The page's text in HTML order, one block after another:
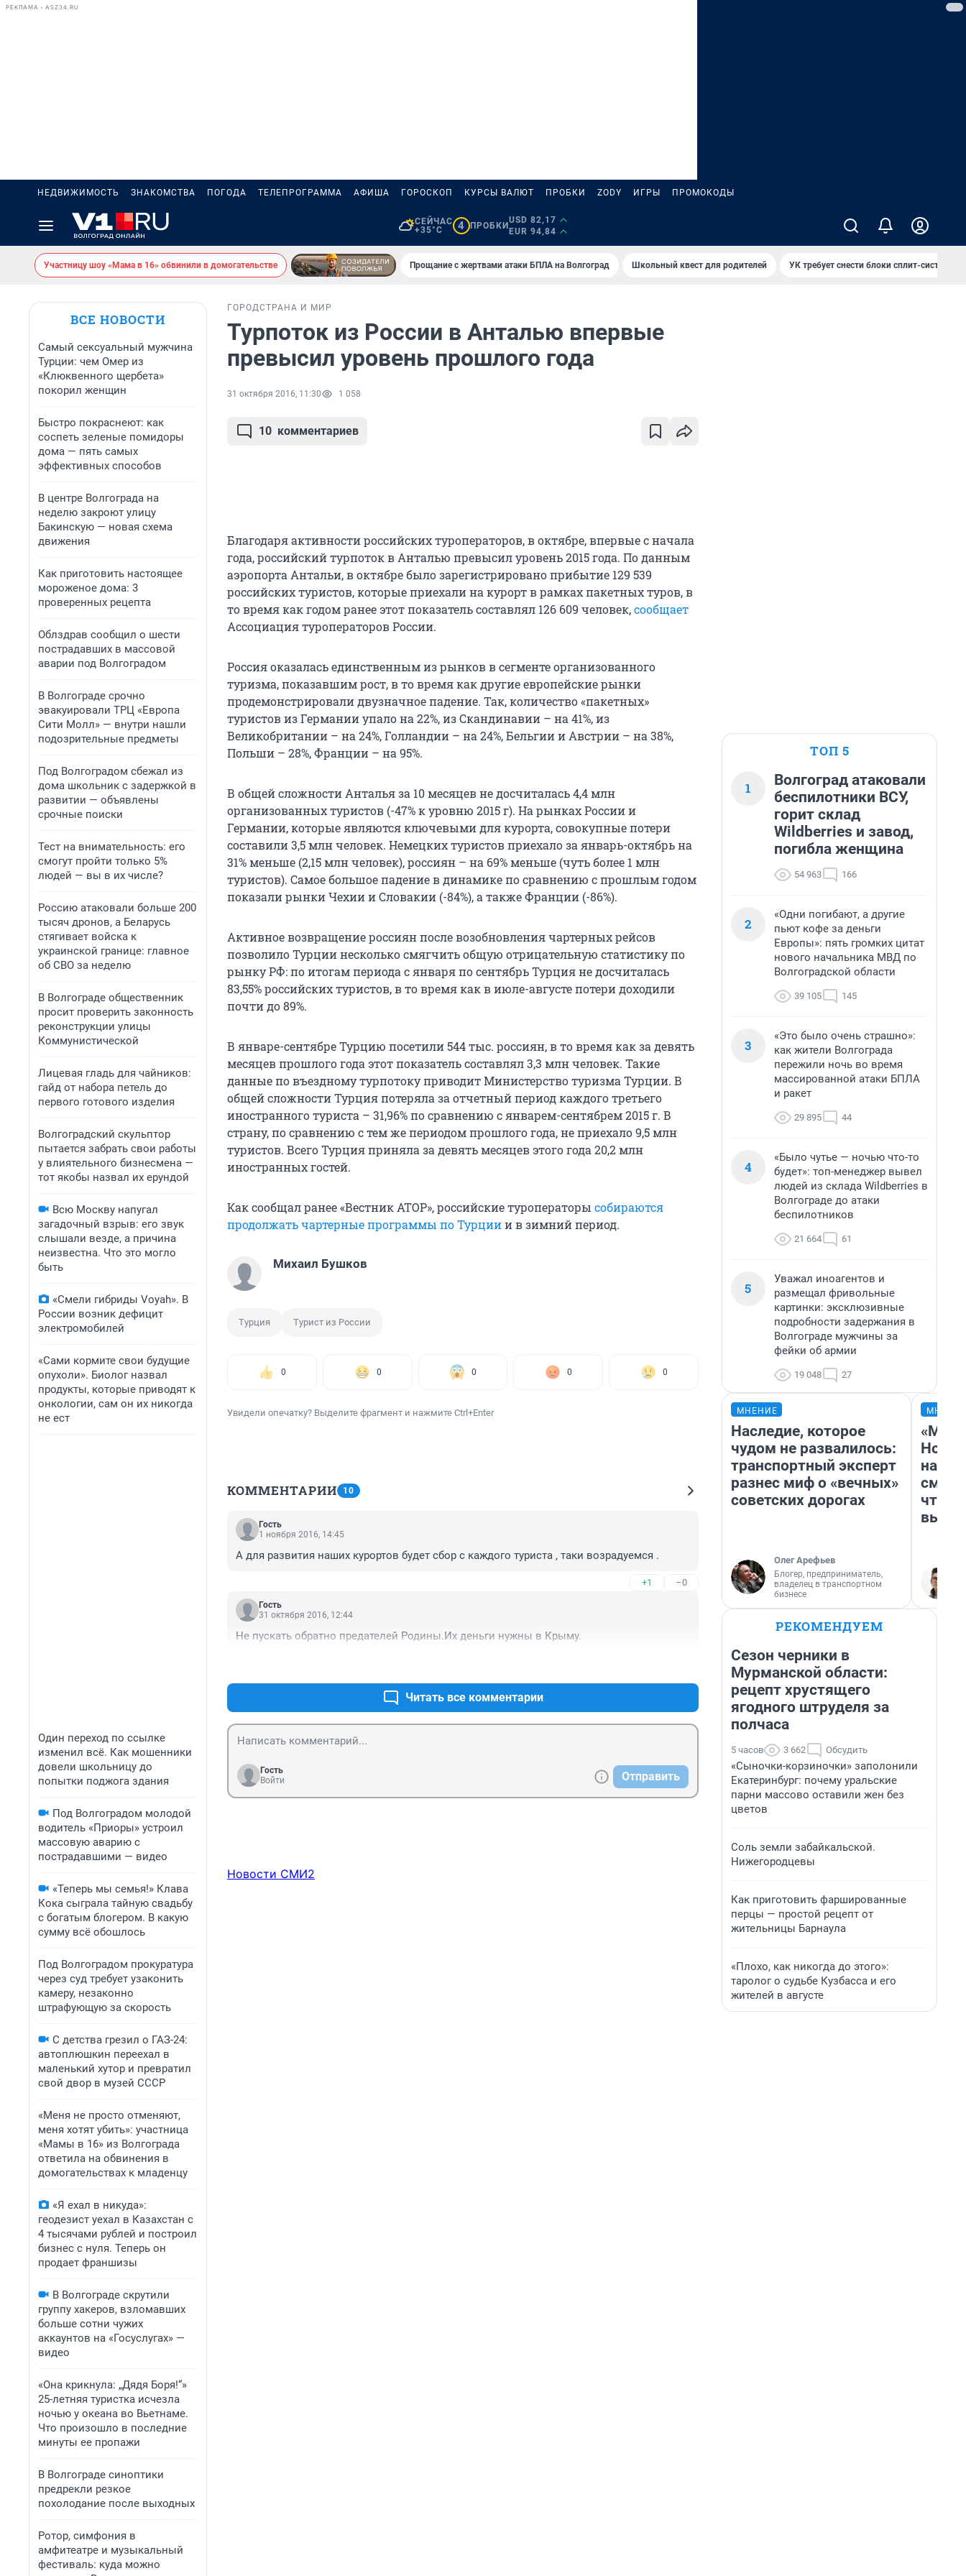
РЕКЛАМА • ASZ34.RU
НЕДВИЖИМОСТЬ ЗНАКОМСТВА ПОГОДА ТЕЛЕПРОГРАММА АФИША ГОРОСКОП КУРСЫ ВАЛЮТ ПРОБКИ ZODY ИГРЫ ПРОМОКОДЫ
СЕЙЧАС
+35°C
4 ПРОБКИ
USD 82,17
EUR 94,84
Участницу шоу «Мама в 16» обвинили в домогательстве Прощание с жертвами атаки БПЛА на Волгоград Школьный квест для родителей УК требует снести блоки сплит-систем
ВСЕ НОВОСТИ
Самый сексуальный мужчина
Турции: чем Омер из
«Клюквенного щербета»
покорил женщин
Быстро покраснеют: как
соспеть зеленые помидоры
дома — пять самых
эффективных способов
В центре Волгограда на
неделю закроют улицу
Бакинскую — новая схема
движения
Как приготовить настоящее
мороженое дома: 3
проверенных рецепта
Облздрав сообщил о шести
пострадавших в массовой
аварии под Волгоградом
В Волгограде срочно
эвакуировали ТРЦ «Европа
Сити Молл» — внутри нашли
подозрительные предметы
Под Волгоградом сбежал из
дома школьник с задержкой в
развитии — объявлены
срочные поиски
Тест на внимательность: его
смогут пройти только 5%
людей — вы в их числе?
Россию атаковали больше 200
тысяч дронов, а Беларусь
стягивает войска к
украинской границе: главное
об СВО за неделю
В Волгограде общественник
просит проверить законность
реконструкции улицы
Коммунистической
Лицевая гладь для чайников:
гайд от набора петель до
первого готового изделия
Волгоградский скульптор
пытается забрать свои работы
у влиятельного бизнесмена —
тот якобы назвал их ерундой
Всю Москву напугал
загадочный взрыв: его звук
слышали везде, а причина
неизвестна. Что это могло
быть
«Смели гибриды Voyah». В
России возник дефицит
электромобилей
«Сами кормите свои будущие
опухоли». Биолог назвал
продукты, которые приводят к
онкологии, сам он их никогда
не ест
Один переход по ссылке
изменил всё. Как мошенники
довели школьницу до
попытки поджога здания
Под Волгоградом молодой
водитель «Приоры» устроил
массовую аварию с
пострадавшими — видео
«Теперь мы семья!» Клава
Кока сыграла тайную свадьбу
с богатым блогером. В какую
сумму всё обошлось
Под Волгоградом прокуратура
через суд требует узаконить
камеру, незаконно
штрафующую за скорость
С детства грезил о ГАЗ-24:
автоплюшкин переехал в
маленький хутор и превратил
свой двор в музей СССР
«Меня не просто отменяют,
меня хотят убить»: участница
«Мамы в 16» из Волгограда
ответила на обвинения в
домогательствах к младенцу
«Я ехал в никуда»:
геодезист уехал в Казахстан с
4 тысячами рублей и построил
бизнес с нуля. Теперь он
продает франшизы
В Волгограде скрутили
группу хакеров, взломавших
больше сотни чужих
аккаунтов на «Госуслугах» —
видео
«Она крикнула: „Дядя Боря!“»
25-летняя туристка исчезла
ночью у океана во Вьетнаме.
Что произошло в последние
минуты ее пропажи
В Волгограде синоптики
предрекли резкое
похолодание после выходных
Ротор, симфония в
амфитеатре и музыкальный
фестиваль: куда можно
ГОРОДСТРАНА И МИР
Турпоток из России в Анталью впервые
превысил уровень прошлого года
31 октября 2016, 11:30 1 058
10 комментариев
Благодаря активности российских туроператоров, в октябре, впервые с начала
года, российский турпоток в Анталью превысил уровень 2015 года. По данным
аэропорта Антальи, в октябре было зарегистрировано прибытие 129 539
российских туристов, которые приехали на курорт в рамках пакетных туров, в
то время как годом ранее этот показатель составлял 126 609 человек,сообщает
Ассоциация туроператоров России.
Россия оказалась единственным из рынков в сегменте организованного
туризма, показавшим рост, в то время как другие европейские рынки
продемонстрировали двузначное падение. Так, количество «пакетных»
туристов из Германии упало на 22%, из Скандинавии – на 41%, из
Великобритании – на 24%, Голландии – на 24%, Бельгии и Австрии – на 38%,
Польши – 28%, Франции – на 95%.
В общей сложности Анталья за 10 месяцев не досчиталась 4,4 млн
организованных туристов (-47% к уровню 2015 г). На рынках России и
Германии, которые являются ключевыми для курорта, совокупные потери
составили 3,5 млн человек. Немецких туристов приехало за январь-октябрь на
31% меньше (2,15 млн человек), россиян – на 69% меньше (чуть более 1 млн
туристов). Самое большое падение в динамике по сравнению с прошлым годом
показали рынки Чехии и Словакии (-84%), а также Франции (-86%).
Активное возвращение россиян после возобновления чартерных рейсов
позволило Турции несколько смягчить общую отрицательную статистику по
рынку РФ: по итогам периода с января по сентябрь Турция не досчиталась
83,55% российских туристов, в то время как в июле-августе потери доходили
почти до 89%.
В январе-сентябре Турцию посетили 544 тыс. россиян, в то время как за девять
месяцев прошлого года этот показатель составлял 3,3 млн человек. Такие
данные по въездному турпотоку приводит Министерство туризма Турции. В
общей сложности Турция потеряла за отчетный период каждого третьего
иностранного туриста – 31,96% по сравнению с январем-сентябрем 2015 г. В
страну, по сравнению с тем же периодом прошлого года, не приехало 9,5 млн
туристов. Всего Турция приняла за девять месяцев этого года 20,2 млн
иностранных гостей.
Как сообщал ранее «Вестник АТОР», российские туроператоры собираются
продолжать чартерные программы по Турциии в зимний период.
Михаил Бушков
Турция Турист из России
0 0 0 0 0
Увидели опечатку? Выделите фрагмент и нажмите Ctrl+Enter
КОММЕНТАРИИ 10
Гость
1 ноября 2016, 14:45
А для развития наших курортов будет сбор с каждого туриста , таки возрадуемся .
+1 –0
Гость
31 октября 2016, 12:44
Не пускать обратно предателей Родины.Их деньги нужны в Крыму.
Читать все комментарии
Гость
Войти
Отправить
Новости СМИ2
ТОП 5
1
Волгоград атаковали
беспилотники ВСУ,
горит склад
Wildberries и завод,
погибла женщина
54 963 166
2
«Одни погибают, а другие
пьют кофе за деньги
Европы»: пять громких цитат
нового начальника МВД по
Волгоградской области
39 105 145
3
«Это было очень страшно»:
как жители Волгограда
пережили ночь во время
массированной атаки БПЛА
и ракет
29 895 44
4
«Было чутье — ночью что-то
будет»: топ-менеджер вывел
людей из склада Wildberries в
Волгограде до атаки
беспилотников
21 664 61
5
Уважал иноагентов и
размещал фривольные
картинки: эксклюзивные
подробности задержания в
Волгограде мужчины за
фейки об армии
19 048 27
МНЕНИЕ
Наследие, которое
чудом не развалилось:
транспортный эксперт
разнес миф о «вечных»
советских дорогах
Олег Арефьев
Блогер, предприниматель,
владелец в транспортном
бизнесе
«Мы
РЕКОМЕНДУЕМ
Сезон черники в
Мурманской области:
рецепт хрустящего
ягодного штруделя за
полчаса
5 часов 3 662 Обсудить
«Сыночки-корзиночки» заполонили
Екатеринбург: почему уральские
парни массово оставили жен без
цветов
Соль земли забайкальской.
Нижегородцевы
Как приготовить фаршированные
перцы — простой рецепт от
жительницы Барнаула
«Плохо, как никогда до этого»:
таролог о судьбе Кузбасса и его
жителей в августе